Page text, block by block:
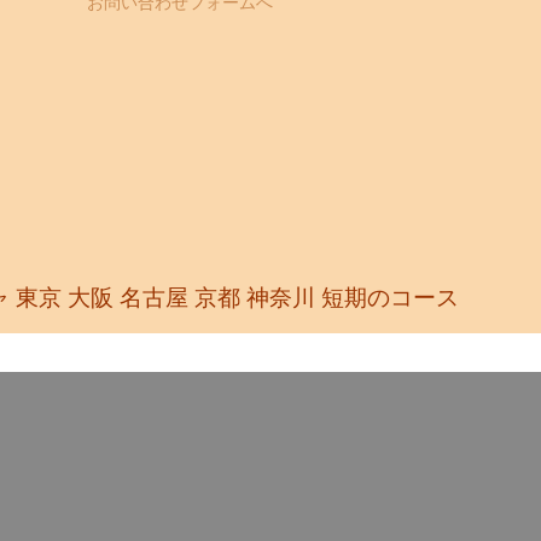
東京 大阪 名古屋 京都 神奈川 短期のコース